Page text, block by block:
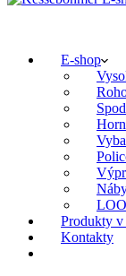
E-shop
Produkty
Kontakty